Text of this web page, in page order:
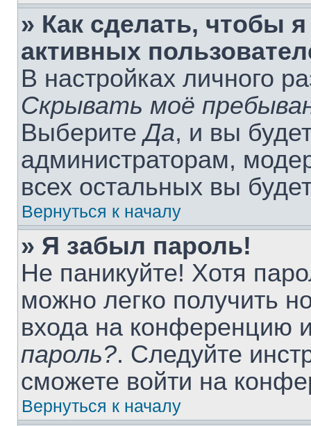
» Как сделать, чтобы
активных
В настройках личного
Скрывать моё
ВыберитеДа, и вы
администраторам,
всех остальных вы
Вернуться к началу
» Я забыл пароль!
Не паникуйте! Хотя
можно легко получить
входа на конференцию
пароль?. Следуйте
сможете войти на
Вернуться к началу